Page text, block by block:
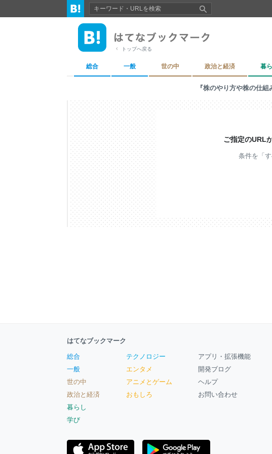
トップへ戻る
総合 一般 世の中 政治と経済 暮
『株のやり方や株の仕
ご指定のURL
条件を「
はてなブックマーク
総合
一般
世の中
政治と経済
暮らし
学び
テクノロジー
エンタメ
アニメとゲーム
おもしろ
アプリ・拡張機能
開発ブログ
ヘルプ
お問い合わせ